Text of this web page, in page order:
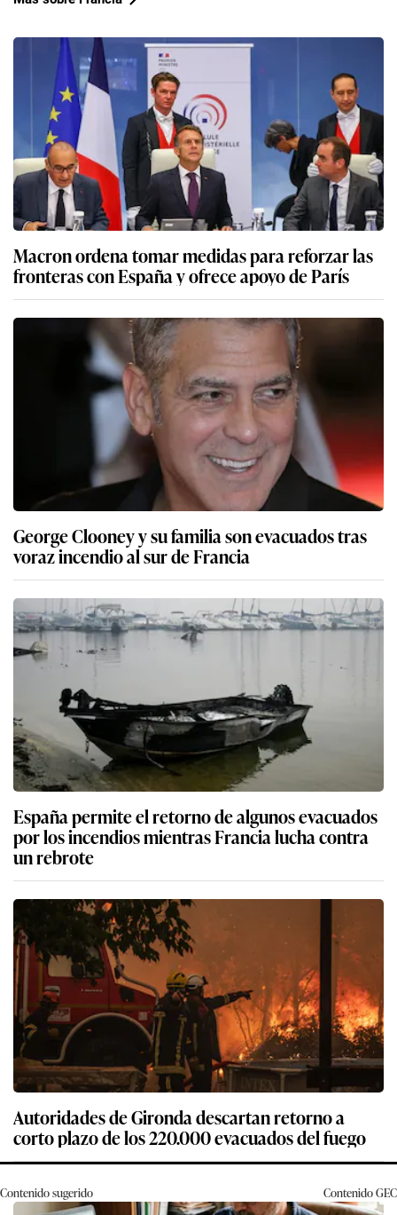
Macron ordena tomar medidas para reforzar las
fronteras con España y ofrece apoyo de París
George Clooney y su familia son evacuados tras
voraz incendio al sur de Francia
España permite el retorno de algunos evacuados
por los incendios mientras Francia lucha contra
un rebrote
Autoridades de Gironda descartan retorno a
corto plazo de los 220.000 evacuados del fuego
Contenido sugerido ContenidoGEC